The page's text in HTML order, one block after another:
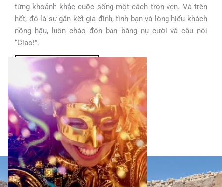
từng khoảnh khắc cuộc sống một cách trọn vẹn. Và trên
hết, đó là sự gắn kết gia đình, tình bạn và lòng hiếu khách
nồng hậu, luôn chào đón bạn bằng nụ cười và câu nói
“Ciao!”.
TÌM HIỂU THÊM